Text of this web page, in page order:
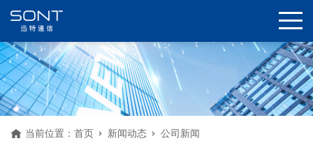
当前位置： 首页 新闻动态 公司新闻